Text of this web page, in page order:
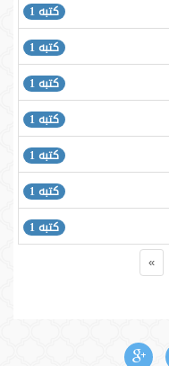
كتبه 1
كتبه 1
كتبه 1
كتبه 1
كتبه 1
كتبه 1
كتبه 1
»